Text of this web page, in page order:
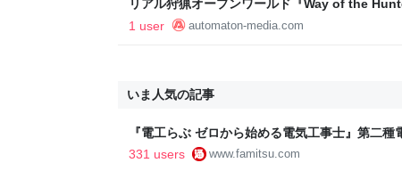
リアル狩猟オープンワールド『Way of the
へ、PS5/Xbox Series X|Sにも登場。猟犬を従え
1 user automaton-media.com
いま人気の記事
『電工らぶ ゼロから始める電気工事士』第二
インと勉強。青春しながら“過去問1000問”や“
331 users www.famitsu.com